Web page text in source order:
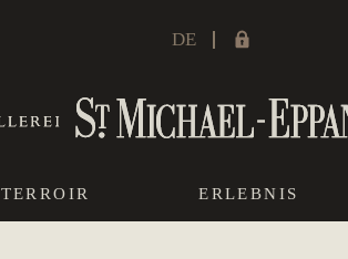
DE
TERROIR ERLEBNIS